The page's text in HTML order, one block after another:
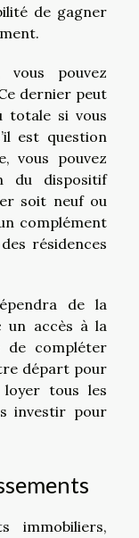
de gagner
vous pouvez
dernier peut
totale si vous
est question
vous pouvez
du dispositif
soit neuf ou
complément
résidences
de la
un accès à la
de compléter
départ pour
tous les
investir pour
immobiliers,